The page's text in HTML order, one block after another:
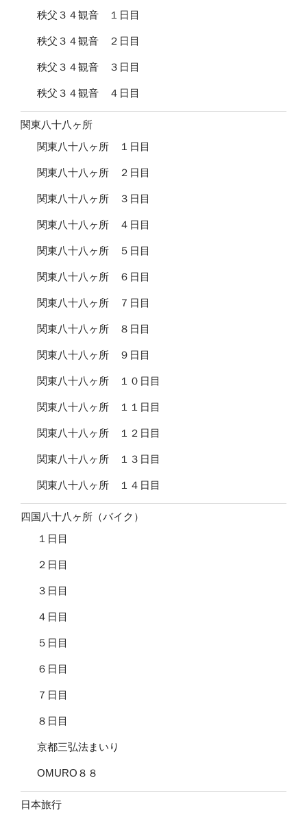
秩父３４観音 １日目
秩父３４観音 ２日目
秩父３４観音 ３日目
秩父３４観音 ４日目
関東八十八ヶ所
関東八十八ヶ所 １日目
関東八十八ヶ所 ２日目
関東八十八ヶ所 ３日目
関東八十八ヶ所 ４日目
関東八十八ヶ所 ５日目
関東八十八ヶ所 ６日目
関東八十八ヶ所 ７日目
関東八十八ヶ所 ８日目
関東八十八ヶ所 ９日目
関東八十八ヶ所 １０日目
関東八十八ヶ所 １１日目
関東八十八ヶ所 １２日目
関東八十八ヶ所 １３日目
関東八十八ヶ所 １４日目
四国八十八ヶ所（バイク）
１日目
２日目
３日目
４日目
５日目
６日目
７日目
８日目
京都三弘法まいり
OMURO８８
日本旅行